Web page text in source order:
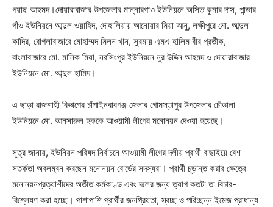
গয়াছ আহমদ।দোয়ারাবাজার উপজেলার মান্নারগাও ইউনিয়নে অসিত কুমার দাস, পান্ডার
গাঁও ইউনিয়নে আব্দুল ওয়াহিদ, দোহালিয়ায় আনোয়ার মিয়া আনু, লক্ষীপুরে মো. আব্দুল
কাদির, বোগলাবাজারে মোহাম্মদ মিলন খান, সুরমায় এমএ হালিম বীর প্রতীক,
বাংলাবাজারে মো. মানিক মিয়া, নরসিংপুর ইউনিয়নে নুর উদ্দিন আহমদ ও দোয়ারাবাজার
ইউনিয়নে মো. আব্দুল হামিদ।
এ ছাড়া রাজশাহী বিভাগের চাঁপাইনবাবগঞ্জ জেলার গোমস্তাপুর উপজেলার চৌডালা
ইউনিয়নে মো. আনসারুল হককে আওয়ামী লীগের মনোনয়ন দেওয়া হয়েছে।
সূত্র জানায়, ইউনিয়ন পরিষদ নির্বাচনে আওয়ামী লীগের দলীয় প্রার্থী বাছাইয়ে বেশ
সতর্কতা অবলম্বন করছেন মনোনয়ন বোর্ডের সদস্যরা। প্রার্থী চূড়ান্ত করার ক্ষেত্রে
মনোনয়নপ্রত্যাশীদের অতীত কর্মকাণ্ড এবং দলের জন্য ত্যাগ কতটা তা বিচার-
বিশ্লেষণ করা হচ্ছে। পাশাপাশি প্রার্থীর জনপ্রিয়তা, স্বচ্ছ ও পরিচ্ছন্ন ইমেজ প্রাধান্য